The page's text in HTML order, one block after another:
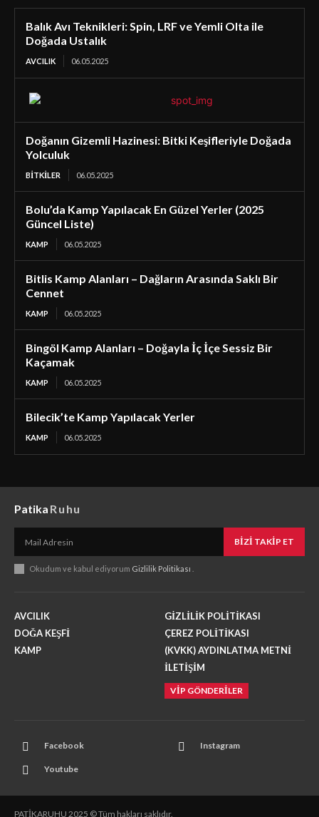
Balık Avı Teknikleri: Spin, LRF ve Yemli Olta ile
Doğada Ustalık
AVCILIK 06.05.2025
Doğanın Gizemli Hazinesi: Bitki Keşifleriyle Doğada
Yolculuk
BİTKİLER 06.05.2025
Bolu’da Kamp Yapılacak En Güzel Yerler (2025
Güncel Liste)
KAMP 06.05.2025
Bitlis Kamp Alanları – Dağların Arasında Saklı Bir
Cennet
KAMP 06.05.2025
Bingöl Kamp Alanları – Doğayla İç İçe Sessiz Bir
Kaçamak
KAMP 06.05.2025
Bilecik’te Kamp Yapılacak Yerler
KAMP 06.05.2025
Patika Ruhu
BIZI TAKIP ET
Okudum ve kabul ediyorum Gizlilik Politikası
AVCILIK
DOĞA KEŞFİ
KAMP
GİZLİLİK POLİTİKASI
ÇEREZ POLİTİKASI
(KVKK) AYDINLATMA METNİ
İLETİŞİM
VİP GÖNDERİLER
Facebook Instagram
Youtube
PATİKARUHU 2025 © Tüm hakları saklıdır.